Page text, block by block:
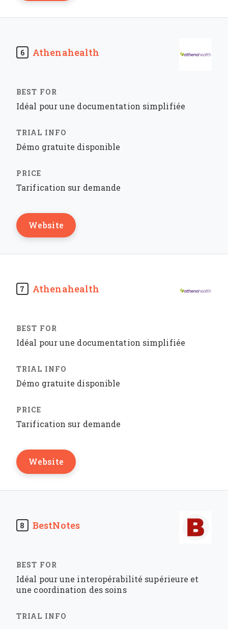
6 Athenahealth
Idéal pour une documentation simplifiée
Démo gratuite disponible
Tarification sur demande
Website
7 Athenahealth
Idéal pour une documentation simplifiée
Démo gratuite disponible
Tarification sur demande
Website
8 BestNotes
Idéal pour une interopérabilité supérieure et
une coordination des soins